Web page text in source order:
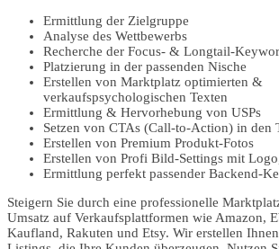
Ermittlung der Zielgruppe
Analyse des Wettbewerbs
Recherche der Focus- & Longtail-
Platzierung in der passenden Nische
Erstellen von Marktplatz optimierten &
verkaufspsychologischen Texten
Ermittlung & Hervorhebung von USPs
Setzen von CTAs (Call-to-Action) in den
Erstellen von Premium Produkt-Fotos
Erstellen von Profi Bild-Settings mit
Ermittlung perfekt passender Backend-
Steigern Sie durch eine professionelle
Umsatz auf Verkaufsplattformen wie Amazon,
Kaufland, Rakuten und Etsy. Wir erstellen